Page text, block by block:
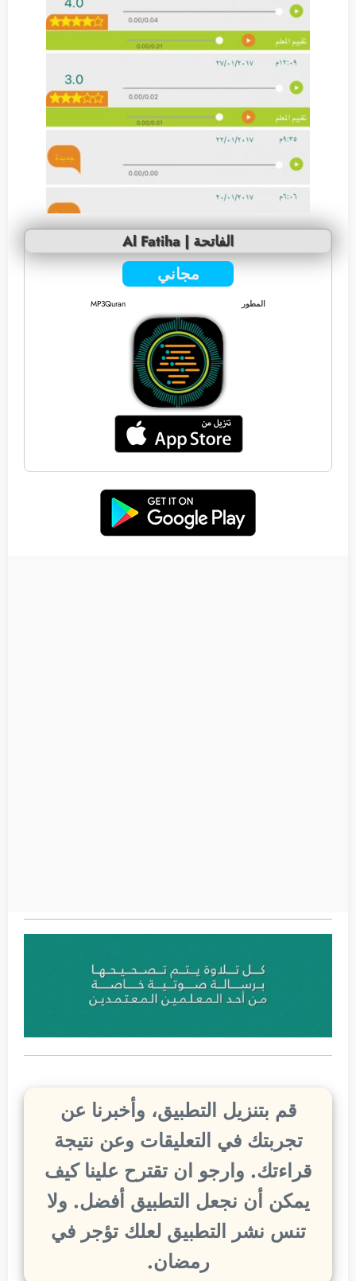
Al Fatiha | الفاتحة
مجاني
المطور MP3Quran
قم بتنزيل التطبيق، وأخبرنا عن
تجربتك في التعليقات وعن نتيجة
قراءتك. وارجو ان تقترح علينا كيف
يمكن أن نجعل التطبيق أفضل. ولا
تنس نشر التطبيق لعلك تؤجر في
رمضان.